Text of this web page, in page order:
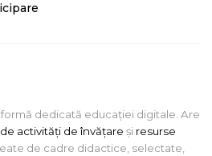
dedicată educației digitale. Are
activități de învățare și resurse
de cadre didactice, selectate,